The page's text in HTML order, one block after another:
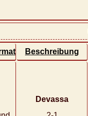
Beschreibung
Devassa